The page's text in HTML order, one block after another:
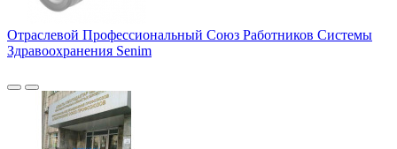
Отраслевой Профессиональный Союз Работников Системы
Здравоохранения Senim